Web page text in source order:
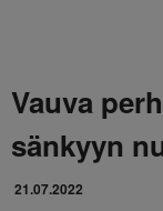
Vauva
sänkyyn
21.07.2022